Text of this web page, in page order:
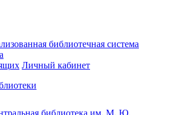
библиотечная система
Личный кабинет
библиотека им. М. Ю.